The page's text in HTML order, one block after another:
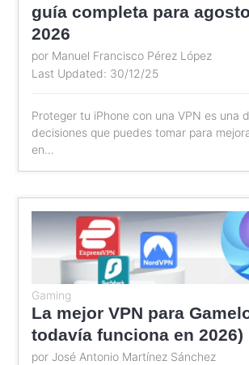
guía completa para
2026
Proteger tu iPhone con una VPN es una
decisiones que puedes tomar para
en…
por Manuel Francisco Pérez López
Last Updated: 30/12/25
Gaming
La mejor VPN para
todavía funciona en 2026)
por José Antonio Martínez Sánchez